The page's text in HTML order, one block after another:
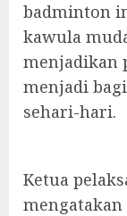
badminton
kawula
menjadikan
menjadi
sehari-hari.
Ketua
mengatakan